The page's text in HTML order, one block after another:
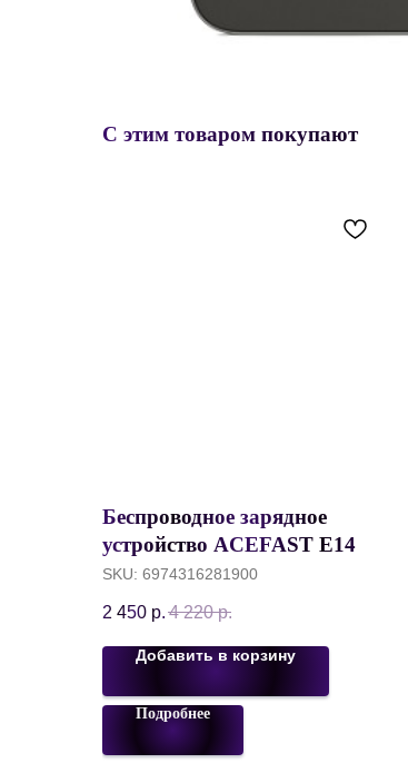
С этим товаром покупают
Беспроводное зарядное
устройство ACEFAST E14
Desktop с двойной
беспроводной зарядной
катушкой для всех устройств
c Qi, Space Grey
SKU: 6974316281900
2 450 р. 4 220 р.
Добавить в корзину
Подробнее